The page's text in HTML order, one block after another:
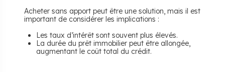
Acheter sans apport peut être une solution, mais il est
important de considérer les implications :
Les taux d’intérêt sont souvent plus élevés.
La durée du prêt immobilier peut être allongée,
augmentant le coût total du crédit.